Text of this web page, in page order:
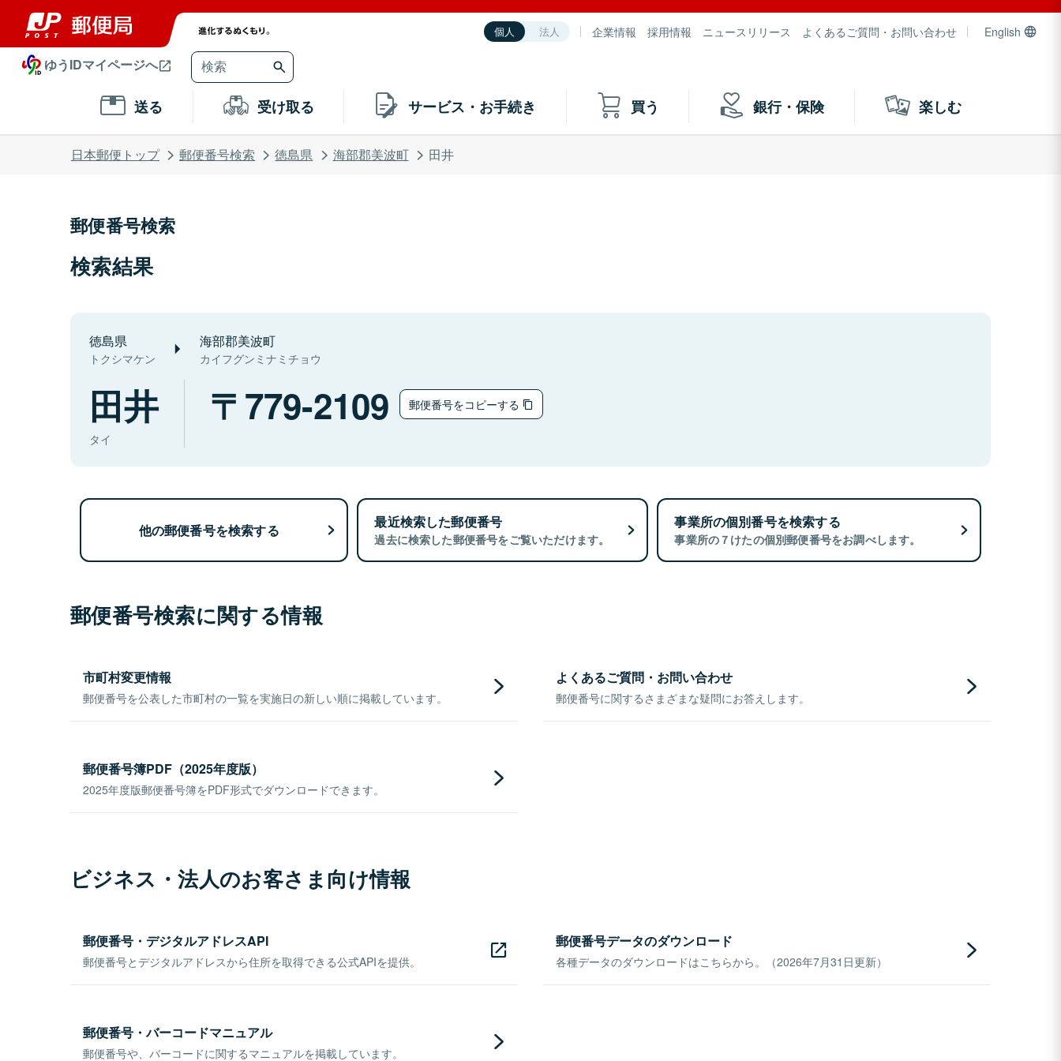
個人 法人 企業情報 採用情報 ニュースリリース よくあるご質問・お問い合わせ English
ゆうIDマイページへ
送る 受け取る サービス・お手続き 買う 銀行・保険 楽しむ
日本郵便トップ 郵便番号検索 徳島県 海部郡美波町 田井
郵便番号検索
検索結果
徳島県
トクシマケン
海部郡美波町
カイフグンミナミチョウ
田井
タイ
779-2109 郵便番号をコピーする
他の郵便番号を検索する 最近検索した郵便番号
過去に検索した郵便番号をご覧いただけます。
事業所の個別番号を検索する
事業所の７けたの個別郵便番号をお調べします。
郵便番号検索に関する情報
市町村変更情報
郵便番号を公表した市町村の一覧を実施日の新しい順に掲載しています。
よくあるご質問・お問い合わせ
郵便番号に関するさまざまな疑問にお答えします。
郵便番号簿PDF（2025年度版）
2025年度版郵便番号簿をPDF形式でダウンロードできます。
ビジネス・法人のお客さま向け情報
郵便番号・デジタルアドレスAPI
郵便番号とデジタルアドレスから住所を取得できる公式APIを提供。
郵便番号データのダウンロード
各種データのダウンロードはこちらから。（2026年7月31日更新）
郵便番号・バーコードマニュアル
郵便番号や、バーコードに関するマニュアルを掲載しています。